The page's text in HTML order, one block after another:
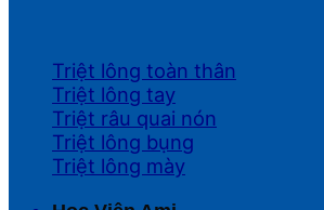
Triệt lông toàn thân
Triệt lông tay
Triệt râu quai nón
Triệt lông bụng
Triệt lông mày